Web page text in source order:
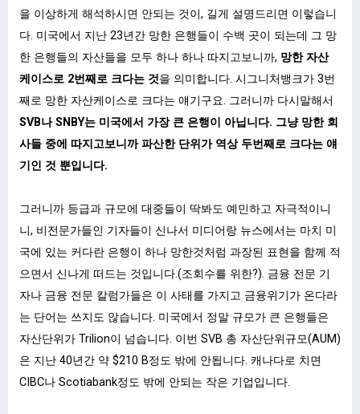
을 이상하게 해석하시면 안되는 것이, 길게 설명드리면 이렇습니
다. 미국에서 지난 23년간 망한 은행들이 수백 곳이 되는데 그 망
한 은행들의 자산들을 모두 하나 하나 따지고보니까, 망한 자산
케이스로 2번째로 크다는 것을 의미합니다. 시그니처뱅크가 3번
째로 망한 자산케이스로 크다는 얘기구요. 그러니까 다시말해서
SVB나 SNBY는 미국에서 가장 큰 은행이 아닙니다. 그냥 망한 회
사들 중에 따지고보니까 파산한 단위가 역상 두번째로 크다는 얘
기인 것 뿐입니다.
그러니까 등급과 규모에 대중들이 딱봐도 예민하고 자극적이니
니, 비전문가들인 기자들이 신나서 미디어랑 뉴스에서는 마치 미
국에 있는 커다란 은행이 하나 망한것처럼 과장된 표현을 함께 적
으면서 신나게 떠드는 것입니다.(조회수를 위한?). 금융 전문 기
자나 금융 전문 칼럼가들은 이 사태를 가지고 금융위기가 온다라
는 단어는 쓰지도 않습니다. 미국에서 정말 규모가 큰 은행들은
자산단위가 Trilion이 넘습니다. 이번 SVB 총 자산단위규모(AUM)
은 지난 40년간 약 $210 B정도 밖에 안됩니다. 캐나다로 치면
CIBC나 Scotiabank정도 밖에 안되는 작은 기업입니다.